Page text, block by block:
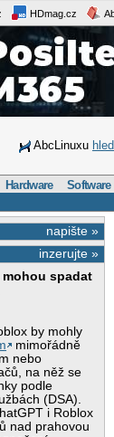
HDmag.cz
AbcLinuxu
Hardware Software
napište »
inzerujte »
mohou spadat
by mohly
mimořádně
nebo
na něž se
podle
(DSA).
i Roblox
nad prahovou